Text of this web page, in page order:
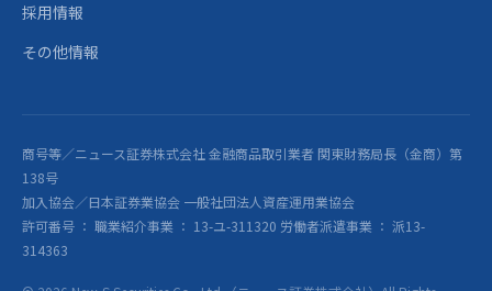
採用情報
その他情報
商号等／ニュース証券株式会社 金融商品取引業者 関東財務局長（金商）第
138号
加入協会／日本証券業協会 一般社団法人資産運用業協会
許可番号 ： 職業紹介事業 ： 13-ユ-311320 労働者派遣事業 ： 派13-
314363